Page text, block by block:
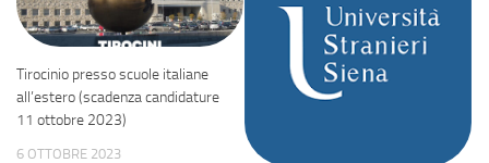
Tirocinio presso scuole italiane
all’estero (scadenza candidature
11 ottobre 2023)
6 OTTOBRE 2023